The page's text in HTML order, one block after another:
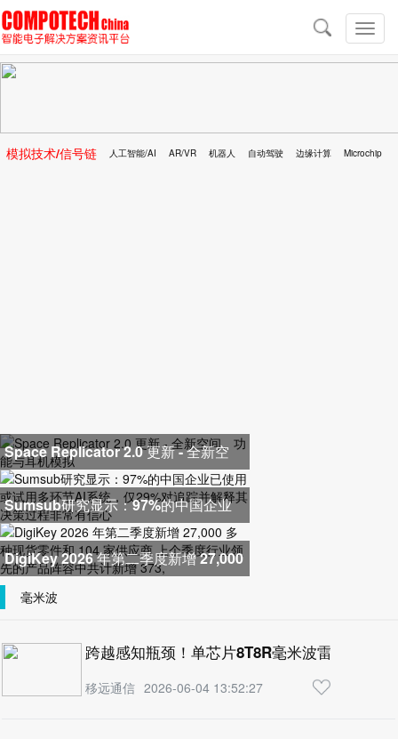
切
换
导
导
航
模拟技术/信号链 人工智能/AI AR/VR 机器人 自动驾驶 边缘计算 Microchip
Space Replicator 2.0 更新 - 全新空
间、功能与耳机模拟
Sumsub研究显示：97%的中国企业
已使用或试用多环节AI系统，仅2
DigiKey 2026 年第二季度新增 27,000
多种现货零件和 104 家供应商
毫米波
跨越感知瓶颈！单芯片8T8R毫米波雷达如何
移远通信 2026-06-04 13:52:27